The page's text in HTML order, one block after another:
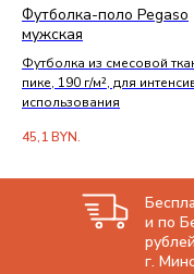
Футболка-поло Pegaso
мужская
Футболка из смесовой
пике, 190 г/м², для
использования
45,1BYN.
и по
г.